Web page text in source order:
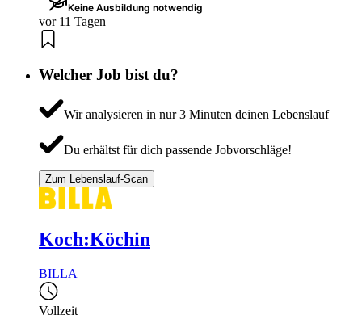
Keine Ausbildung notwendig
vor 11 Tagen
Welcher Job bist du?
Wir analysieren in nur 3 Minuten deinen Lebenslauf
Du erhältst für dich passende Jobvorschläge!
Zum Lebenslauf-Scan
Koch:Köchin
BILLA
Vollzeit